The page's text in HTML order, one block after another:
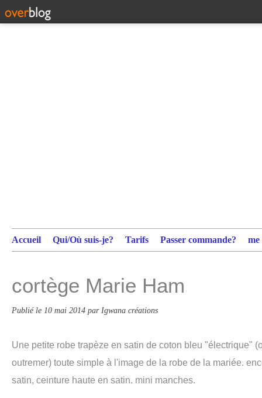
Accueil Qui/Où suis-je? Tarifs Passer commande?
cortège Marie Ham
Publié le 10 mai 2014 par Igwana créations
Une petite robe trapèze en satin de coton bleu "électrique"
outremer) toute simple à l'image de la robe de la mariée.
satin, ceinture haute en satin. mini manches.